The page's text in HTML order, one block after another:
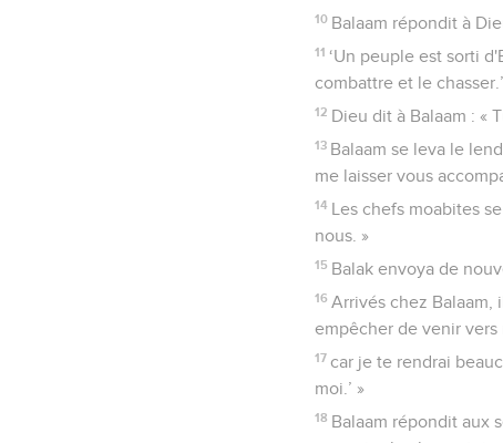
10 Balaam répondit à
11 ‘Un peuple est sorti
combattre et le
12 Dieu dit à Balaam : «
13 Balaam se leva le
me laisser vous
14 Les chefs moabites
nous. »
15 Balak envoya de
16 Arrivés chez Balaam,
empêcher de venir vers
17 car je te rendrai
moi.’ »
18 Balaam répondit aux